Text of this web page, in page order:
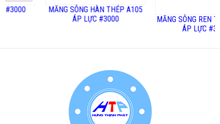
MĂNG SÔNG HÀN THÉP A105
ÁP LỰC #3000
MĂNG SÔNG REN TRONG
ÁP LỰC #3000